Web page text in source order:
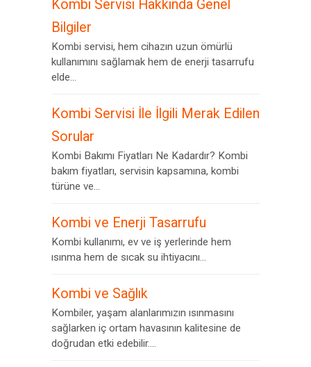
Kombi Servisi Hakkında Genel
Bilgiler
Kombi servisi, hem cihazın uzun ömürlü
kullanımını sağlamak hem de enerji tasarrufu
elde...
Kombi Servisi İle İlgili Merak Edilen
Sorular
Kombi Bakımı Fiyatları Ne Kadardır? Kombi
bakım fiyatları, servisin kapsamına, kombi
türüne ve...
Kombi ve Enerji Tasarrufu
Kombi kullanımı, ev ve iş yerlerinde hem
ısınma hem de sıcak su ihtiyacını...
Kombi ve Sağlık
Kombiler, yaşam alanlarımızın ısınmasını
sağlarken iç ortam havasının kalitesine de
doğrudan etki edebilir....